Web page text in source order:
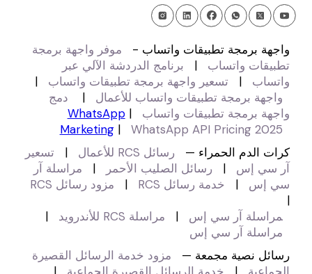
واجهة برمجة تطبيقات واتساب -
موفر واجهة برمجة
تطبيقات واتساب
|
برنامج الدردشة الآلي عبر
واتساب
| تسعير واجهة برمجة تطبيقات واتساب
|
واجهة برمجة تطبيقات واتساب للأعمال
|
دمج
واجهة برمجة تطبيقات واتساب
|
WhatsApp
Marketing|
WhatsApp API Pricing 2025
كرات الدم الحمراء —
رسائل RCS للأعمال |
تسعير
آر سي إس
| رسائل الصليب الأحمر |
مراسلة آر
سي إس
| خدمة رسائل RCS |
مزود رسائل RCS
|
مراسلة آر سي إس
| مراسلة RCS للأندرويد
|
مراسلة آر سي إس
رسائل نصية مجمعة —
مزود خدمة الرسائل القصيرة